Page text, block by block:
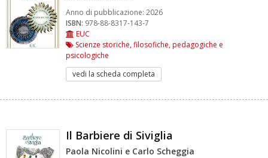
Anno di pubblicazione: 2026
ISBN: 978-88-8317-143-7
EUC
Scienze storiche, filosofiche, pedagogiche e
psicologiche
vedi la scheda completa
Il Barbiere di Siviglia
Paola Nicolini e Carlo Scheggia